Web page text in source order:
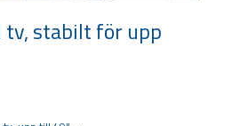
stabilt för upp